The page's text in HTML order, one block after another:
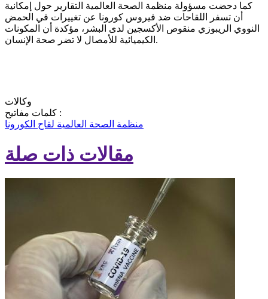
كما دحضت مسؤولة منظمة الصحة العالمية التقارير حول إمكانية
أن تسفر اللقاحات ضد فيروس كورونا عن تغييرات في الحمض
النووي الريبوزي منقوص الأكسجين لدى البشر، مؤكدة أن المكونات
الكيميائية للأمصال لا تضر صحة الإنسان.
وكالات
كلمات مفاتيح :
منظمة الصحة العالمية لقاح الكورونا
مقالات ذات صلة